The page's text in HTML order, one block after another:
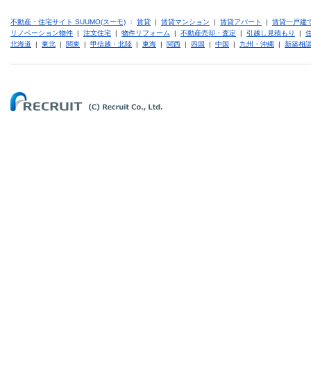
不動産・住宅サイト SUUMO(スーモ) ： 賃貸 | 賃貸マンション | 賃貸アパート | 賃貸一戸建
リノベーション物件 | 注文住宅 | 物件リフォーム | 不動産売却・査定 | 引越し見積もり |
北海道 | 東北 | 関東 | 甲信越・北陸 | 東海 | 関西 | 四国 | 中国 | 九州・沖縄 | 新築相